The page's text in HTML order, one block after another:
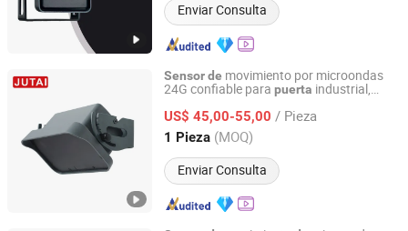
Enviar Consulta
Sensorde movimiento por microondas
24G confiable para puerta industrial,
US$ 45,00-55,00 / Pieza
1 Pieza (MOQ)
Enviar Consulta
Shenzhen Jutai Comm Co., Ltd.
Guangdong, China Desde 2021